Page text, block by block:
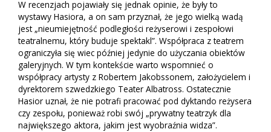
W recenzjach pojawiały się jednak opinie, że były to
wystawy Hasiora, a on sam przyznał, że jego wielką wadą
jest „nieumiejętność podległości reżyserowi i zespołowi
teatralnemu, który buduje spektakl”. Współpraca z teatrem
ograniczyła się wiec później jedynie do użyczania obiektów
galeryjnych. W tym kontekście warto wspomnieć o
współpracy artysty z Robertem Jakobssonem, założycielem i
dyrektorem szwedzkiego Teater Albatross. Ostatecznie
Hasior uznał, że nie potrafi pracować pod dyktando reżysera
czy zespołu, ponieważ robi swój „prywatny teatrzyk dla
największego aktora, jakim jest wyobraźnia widza”.